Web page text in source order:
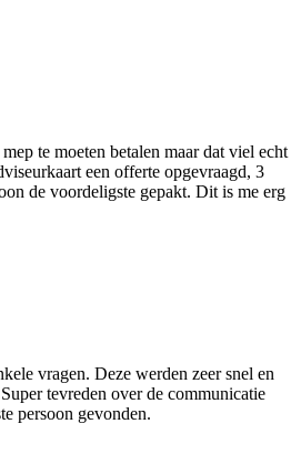
te moeten betalen maar dat viel echt
een offerte opgevraagd, 3
de voordeligste gepakt. Dit is me erg
vragen. Deze werden zeer snel en
tevreden over de communicatie
persoon gevonden.